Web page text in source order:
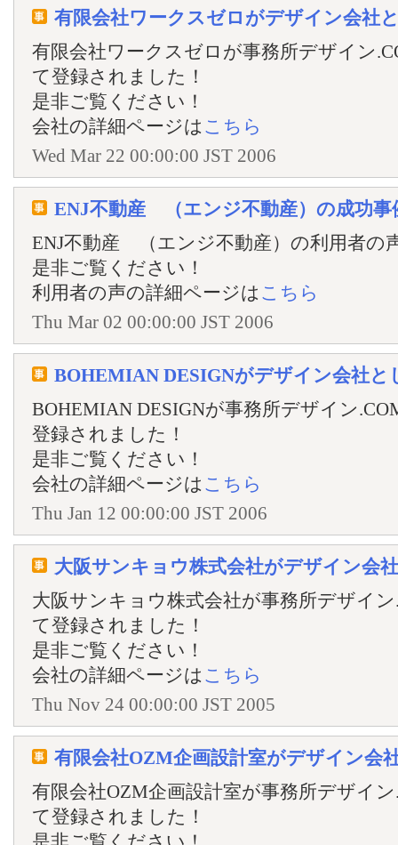
有限会社ワークスゼロがデザイン会社
有限会社ワークスゼロが事務所デザイン
て登録されました！
是非ご覧ください！
会社の詳細ページは こちら
Wed Mar 22 00:00:00 JST 2006
ENJ不動産 （エンジ不動産）の成功事
ENJ不動産 （エンジ不動産）の利用者の
是非ご覧ください！
利用者の声の詳細ページは こちら
Thu Mar 02 00:00:00 JST 2006
BOHEMIAN DESIGNがデザイン会社と
BOHEMIAN DESIGNが事務所デザイン
登録されました！
是非ご覧ください！
会社の詳細ページは こちら
Thu Jan 12 00:00:00 JST 2006
大阪サンキョウ株式会社がデザイン会
大阪サンキョウ株式会社が事務所デザイ
て登録されました！
是非ご覧ください！
会社の詳細ページは こちら
Thu Nov 24 00:00:00 JST 2005
有限会社OZM企画設計室がデザイン会
有限会社OZM企画設計室が事務所デザイ
て登録されました！